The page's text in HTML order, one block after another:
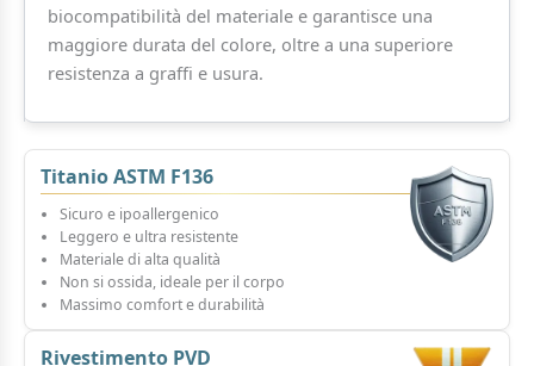
biocompatibilità del materiale e garantisce una
maggiore durata del colore, oltre a una superiore
resistenza a graffi e usura.
Titanio ASTM F136
Sicuro e ipoallergenico
Leggero e ultra resistente
Materiale di alta qualità
Non si ossida, ideale per il corpo
Massimo comfort e durabilità
Rivestimento PVD